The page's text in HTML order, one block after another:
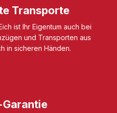
Transporte
ist Ihr Eigentum auch bei
und Transporten aus
in sicheren Händen.